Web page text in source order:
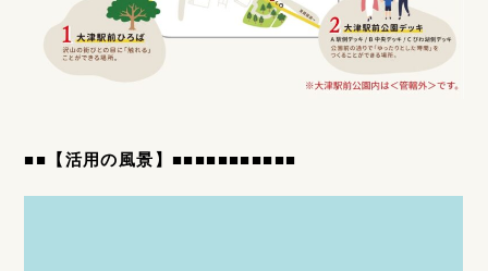
■■ 【活用の風景】■■■■■■■■■■■